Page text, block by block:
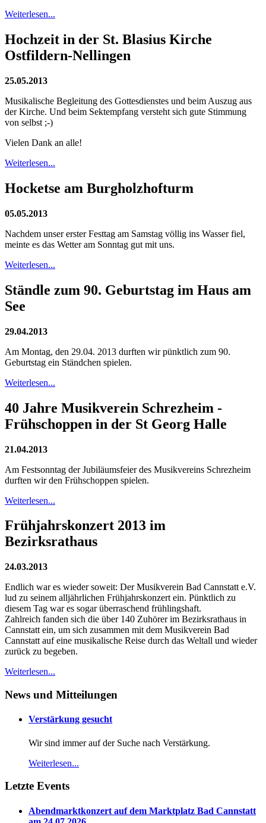
Weiterlesen...
Hochzeit in der St. Blasius Kirche
Ostfildern-Nellingen
25.05.2013
Musikalische Begleitung des Gottesdienstes und beim Auszug aus
der Kirche. Und beim Sektempfang versteht sich gute Stimmung
von selbst ;-)
Vielen Dank an alle!
Weiterlesen...
Hocketse am Burgholzhofturm
05.05.2013
Nachdem unser erster Festtag am Samstag völlig ins Wasser fiel,
meinte es das Wetter am Sonntag gut mit uns.
Weiterlesen...
Ständle zum 90. Geburtstag im Haus am
See
29.04.2013
Am Montag, den 29.04. 2013 durften wir pünktlich zum 90.
Geburtstag ein Ständchen spielen.
Weiterlesen...
40 Jahre Musikverein Schrezheim -
Frühschoppen in der St Georg Halle
21.04.2013
Am Festsonntag der Jubiläumsfeier des Musikvereins Schrezheim
durften wir den Frühschoppen spielen.
Weiterlesen...
Frühjahrskonzert 2013 im
Bezirksrathaus
24.03.2013
Endlich war es wieder soweit: Der Musikverein Bad Cannstatt e.V.
lud zu seinem alljährlichen Frühjahrskonzert ein. Pünktlich zu
diesem Tag war es sogar überraschend frühlingshaft.
Zahlreich fanden sich die über 140 Zuhörer im Bezirksrathaus in
Cannstatt ein, um sich zusammen mit dem Musikverein Bad
Cannstatt auf eine musikalische Reise durch das Weltall und wieder
zurück zu begeben.
Weiterlesen...
News und Mitteilungen
Verstärkung gesucht
Wir sind immer auf der Suche nach Verstärkung.
Weiterlesen...
Letzte Events
Abendmarktkonzert auf dem Marktplatz Bad Cannstatt